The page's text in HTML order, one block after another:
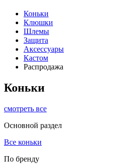
Коньки
Клюшки
Шлемы
Защита
Аксессуары
Кастом
Распродажа
Коньки
смотреть все
Основной раздел
Все коньки
По бренду